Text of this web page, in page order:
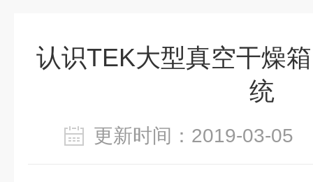
认识TEK大型真空干燥
统
更新时间：2019-03-